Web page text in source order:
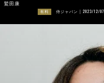
鷲田康
有料 侍ジャパン 2023/12/07